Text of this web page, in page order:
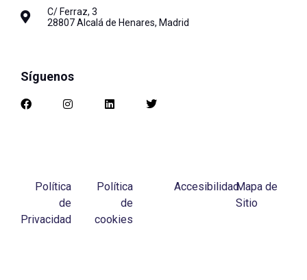
C/ Ferraz, 3
28807 Alcalá de Henares, Madrid
Síguenos
Política
de
Privacidad
Política
de
cookies
AccesibilidadMapa de
Sitio